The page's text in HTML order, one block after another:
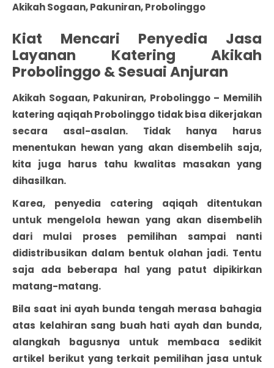
Akikah Sogaan, Pakuniran, Probolinggo
Kiat Mencari Penyedia Jasa
Layanan Katering Akikah
Probolinggo & Sesuai Anjuran
Akikah Sogaan, Pakuniran, Probolinggo – Memilih
katering aqiqah Probolinggo tidak bisa dikerjakan
secara asal-asalan. Tidak hanya harus
menentukan hewan yang akan disembelih saja,
kita juga harus tahu kwalitas masakan yang
dihasilkan.
Karea, penyedia catering aqiqah ditentukan
untuk mengelola hewan yang akan disembelih
dari mulai proses pemilihan sampai nanti
didistribusikan dalam bentuk olahan jadi. Tentu
saja ada beberapa hal yang patut dipikirkan
matang-matang.
Bila saat ini ayah bunda tengah merasa bahagia
atas kelahiran sang buah hati ayah dan bunda,
alangkah bagusnya untuk membaca sedikit
artikel berikut yang terkait pemilihan jasa untuk